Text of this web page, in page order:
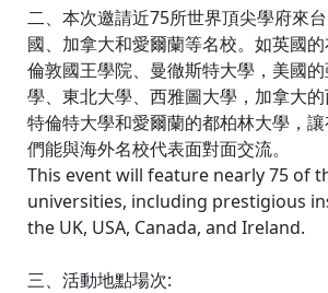
二、本次邀請近75所世界頂尖學府來
國、加拿大和愛爾蘭等名校。如英國的
倫敦國王學院、曼徹斯特大學，美國
學、東北大學、西雅圖大學，加拿大的
特倫特大學和愛爾蘭的都柏林大學，
們能與海外名校代表面對面交流。
This event will feature nearly 75 of
universities, including prestigious
the UK, USA, Canada, and Ireland.
三、活動地點場次: